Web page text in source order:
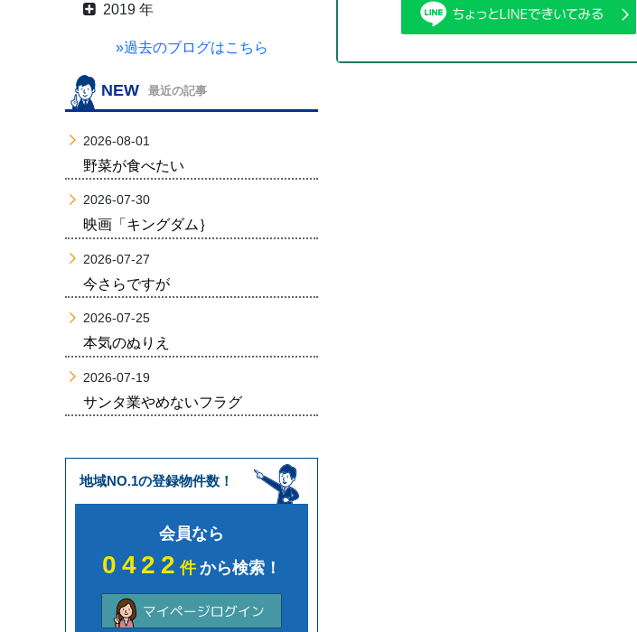
2019 年
»過去のブログはこちら
NEW 最近の記事
2026-08-01
野菜が食べたい
2026-07-30
映画「キングダム｝
2026-07-27
今さらですが
2026-07-25
本気のぬりえ
2026-07-19
サンタ業やめないフラグ
地域NO.1の登録物件数！
会員なら
0422件から検索！